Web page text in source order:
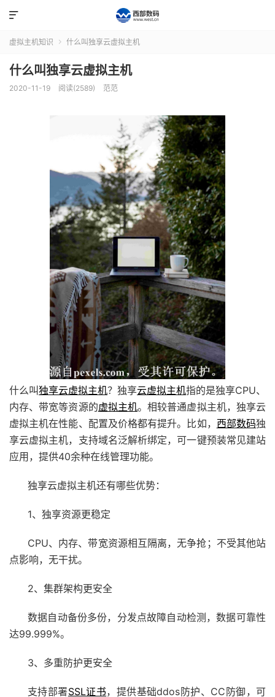

虚拟主机知识  什么叫独享云虚拟主机
什么叫独享云虚拟主机
2020-11-19 阅读(2589) 范范
什么叫独享云虚拟主机？独享云虚拟主机指的是独享CPU、
内存、带宽等资源的虚拟主机。相较普通虚拟主机，独享云
虚拟主机在性能、配置及价格都有提升。比如， 西部数码独
享云虚拟主机， 支持域名泛解析绑定，可一键预装常见建站
应用，提供40余种在线管理功能。
独享云虚拟主机还有哪些优势：
1、独享资源更稳定
CPU、内存、带宽资源相互隔离，无争抢；不受其他站
点影响，无干扰。
2、集群架构更安全
数据自动备份多份，分发点故障自动检测，数据可靠性
达99.999%。
3、多重防护更安全
支持部署SSL证书，提供基础ddos防护、CC防御，可